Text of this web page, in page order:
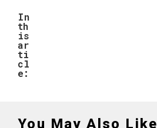
In
th
is
ar
ti
cl
e:
You May Also Like